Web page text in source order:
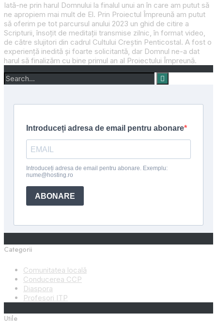
Iată-ne prin harul Domnului la finalul unui an în care am putut să
ne apropiem mai mult de El. Prin Proiectul Împreună am putut
să oferim pe tot parcursul anului 2023 un ghid de citire a
Scripturii, însoțit de meditații transmise zilnic, în format video,
de către slujitori din cadrul Cultului Creștin Penticostal. A fost o
experiență inedită și foarte solicitantă, dar Domnul ne-a dat
harul să finalizăm cu bine primul an al Proiectului Împreună.
Categorii
Comunitatea locală
Conducerea CCP
Diaspora
Profesori ITP
Utile